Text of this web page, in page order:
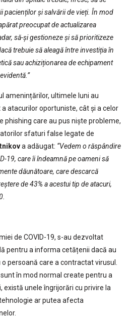
pacienților și salvării de vieți. În mod
preocupat de actualizarea
să-și gestioneze și să prioritizeze
trebuie să aleagă între investiția în
sau achiziționarea de echipament
amenințărilor, ultimele luni au
atacurilor oportuniste, cât și a celor
phishing care au pus niște probleme,
sfaturi false legate de
a adăugat: “Vedem o răspândire
19, care îi îndeamnă pe oameni să
dăunătoare, care descarcă
de 43% a acestui tip de atacuri,
de COVID-19, s-au dezvoltat
pentru a informa cetățenii dacă au
persoană care a contractat virusul.
în mod normal create pentru a
există unele îngrijorări cu privire la
ar putea afecta